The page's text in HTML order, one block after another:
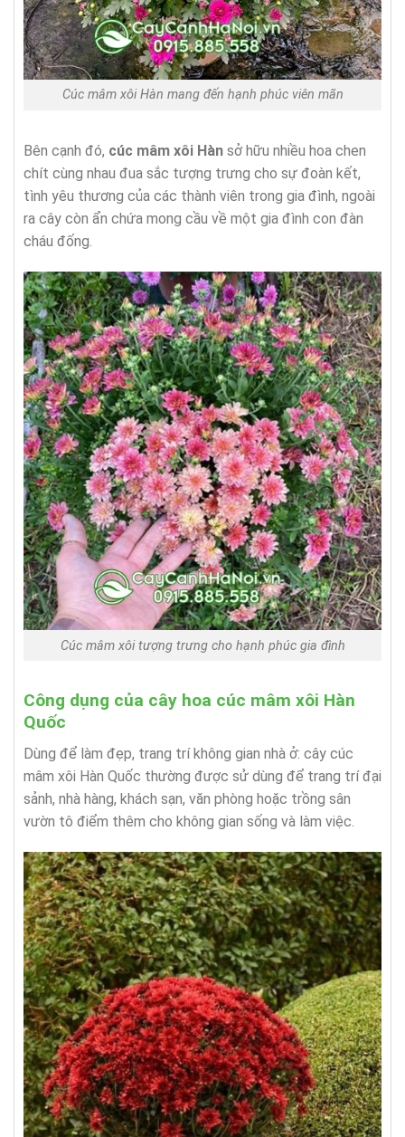
Cúc mâm xôi Hàn mang đến hạnh phúc viên mãn
Bên cạnh đó, cúc mâm xôi Hàn sở hữu nhiều hoa chen
chít cùng nhau đua sắc tượng trưng cho sự đoàn kết,
tình yêu thương của các thành viên trong gia đình, ngoài
ra cây còn ẩn chứa mong cầu về một gia đình con đàn
cháu đống.
Cúc mâm xôi tượng trưng cho hạnh phúc gia đình
Công dụng của cây hoa cúc mâm xôi Hàn
Quốc
Dùng để làm đẹp, trang trí không gian nhà ở: cây cúc
mâm xôi Hàn Quốc thường được sử dùng để trang trí đại
sảnh, nhà hàng, khách sạn, văn phòng hoặc trồng sân
vườn tô điểm thêm cho không gian sống và làm việc.